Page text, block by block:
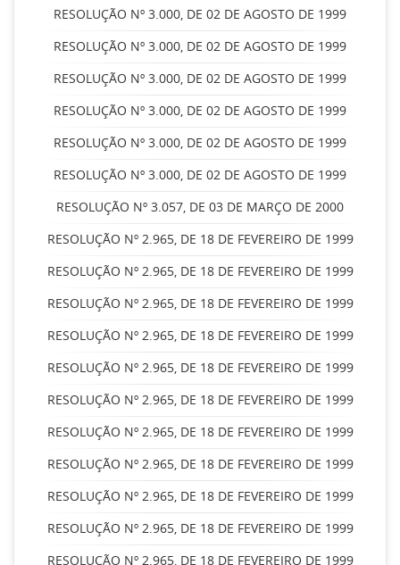
RESOLUÇÃO Nº 3.000, DE 02 DE AGOSTO DE 1999
RESOLUÇÃO Nº 3.000, DE 02 DE AGOSTO DE 1999
RESOLUÇÃO Nº 3.000, DE 02 DE AGOSTO DE 1999
RESOLUÇÃO Nº 3.000, DE 02 DE AGOSTO DE 1999
RESOLUÇÃO Nº 3.000, DE 02 DE AGOSTO DE 1999
RESOLUÇÃO Nº 3.000, DE 02 DE AGOSTO DE 1999
RESOLUÇÃO Nº 3.057, DE 03 DE MARÇO DE 2000
RESOLUÇÃO Nº 2.965, DE 18 DE FEVEREIRO DE 1999
RESOLUÇÃO Nº 2.965, DE 18 DE FEVEREIRO DE 1999
RESOLUÇÃO Nº 2.965, DE 18 DE FEVEREIRO DE 1999
RESOLUÇÃO Nº 2.965, DE 18 DE FEVEREIRO DE 1999
RESOLUÇÃO Nº 2.965, DE 18 DE FEVEREIRO DE 1999
RESOLUÇÃO Nº 2.965, DE 18 DE FEVEREIRO DE 1999
RESOLUÇÃO Nº 2.965, DE 18 DE FEVEREIRO DE 1999
RESOLUÇÃO Nº 2.965, DE 18 DE FEVEREIRO DE 1999
RESOLUÇÃO Nº 2.965, DE 18 DE FEVEREIRO DE 1999
RESOLUÇÃO Nº 2.965, DE 18 DE FEVEREIRO DE 1999
RESOLUÇÃO Nº 2.965, DE 18 DE FEVEREIRO DE 1999